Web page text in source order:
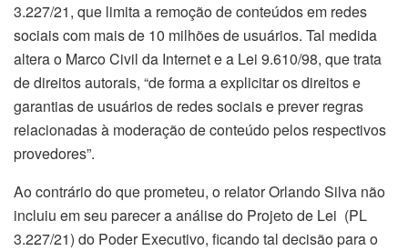
3.227/21, que limita a remoção de conteúdos em redes
sociais com mais de 10 milhões de usuários. Tal medida
altera o Marco Civil da Internet e a Lei 9.610/98, que trata
de direitos autorais, “de forma a explicitar os direitos e
garantias de usuários de redes sociais e prever regras
relacionadas à moderação de conteúdo pelos respectivos
provedores”.
Ao contrário do que prometeu, o relator Orlando Silva não
incluiu em seu parecer a análise do Projeto de Lei (PL
3.227/21) do Poder Executivo, ficando tal decisão para o